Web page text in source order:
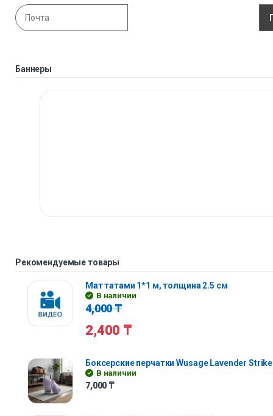
Баннеры
Рекомендуемые товары
Мат татами 1*1 м, толщина 2.5 см
В наличии
4,000₸
2,400 ₸
Боксерские перчатки Wusage Lavender
В наличии
7,000 ₸